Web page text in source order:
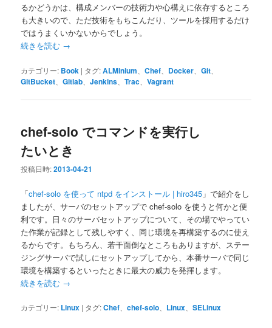
るかどうかは、構成メンバーの技術力や心構えに依存するところ
も大きいので、ただ技術をもちこんだり、ツールを採用するだけ
ではうまくいかないからでしょう。
続きを読む →
カテゴリー: Book | タグ:ALMinium 、Chef Docker 、Git
GitBucket 、Gitlab 、Jenkins 、Trac 、Vagrant
chef-solo でコマンドを実行し
たいとき
投稿日時:2013-04-21
「chef-solo を使って ntpd をインストール | hiro345 」で紹介をし
ましたが、サーバのセットアップで chef-solo を使うと何かと便
利です。日々のサーバセットアップについて、その場でやってい
た作業が記録として残しやすく、同じ環境を再構築するのに使え
るからです。もちろん、若干面倒なところもありますが、ステー
ジングサーバで試しにセットアップしてから、本番サーバで同じ
環境を構築するといったときに最大の威力を発揮します。
続きを読む →
カテゴリー: Linux | タグ:Chef 、chef-solo Linux 、SELinux